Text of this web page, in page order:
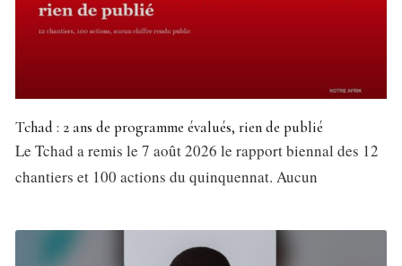
Tchad : 2 ans de programme évalués, rien de publié
Le Tchad a remis le 7 août 2026 le rapport biennal des 12
chantiers et 100 actions du quinquennat. Aucun